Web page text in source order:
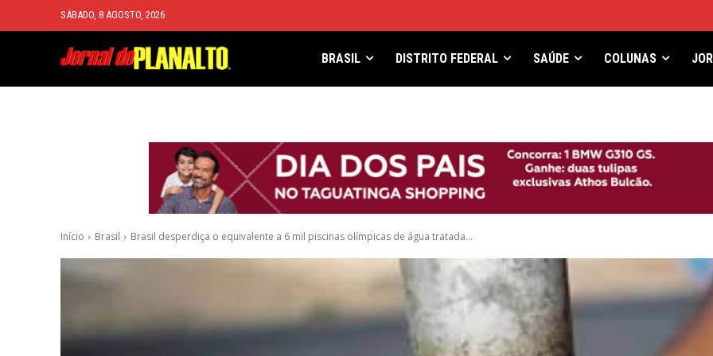
SÁBADO, 8 AGOSTO, 2026
BRASIL DISTRITO FEDERAL SAÚDE COLUNAS
Início Brasil Brasil desperdiça o equivalente a 6 mil piscinas olímpicas de água tratada...